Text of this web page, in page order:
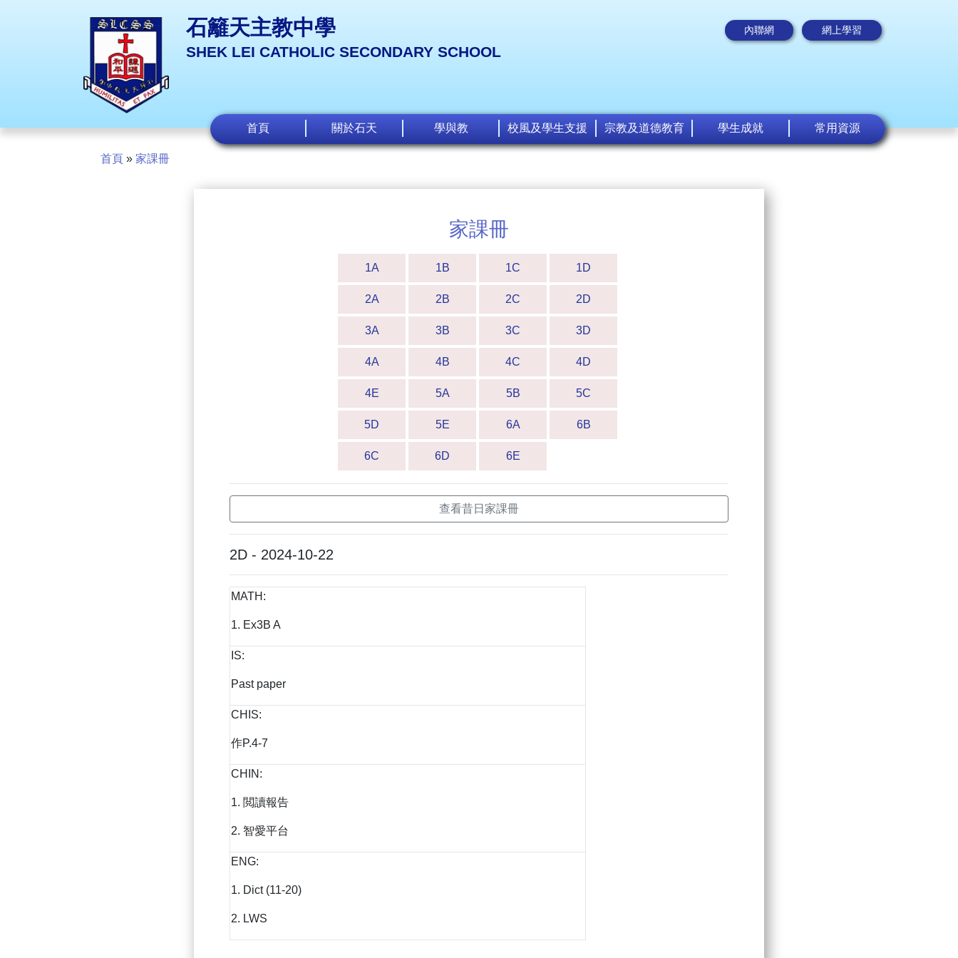
石籬天主教中學
SHEK LEI CATHOLIC SECONDARY SCHOOL
內聯網 網上學習
首頁 關於石天 學與教 校風及學生支援 宗教及道德教育 學生成就 常用資源
首頁 » 家課冊
家課冊
1A 1B 1C 1D
2A 2B 2C 2D
3A 3B 3C 3D
4A 4B 4C 4D
4E 5A 5B 5C
5D 5E 6A 6B
6C 6D 6E
查看昔日家課冊
2D - 2024-10-22
MATH:
1. Ex3B A
IS:
Past paper
CHIS:
作P.4-7
CHIN:
1. 閲讀報告
2. 智愛平台
ENG:
1. Dict (11-20)
2. LWS